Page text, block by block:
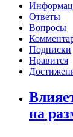
Ответы
Вопросы
Подписки
Нравится
на